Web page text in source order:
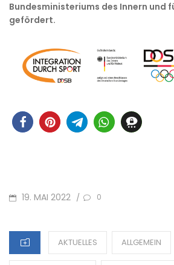
Bundesministeriums des Innern und
gefördert.
POSTED
19. MAI 2022 / 0
CATEGORIES
AKTUELLES ALLGEMEIN